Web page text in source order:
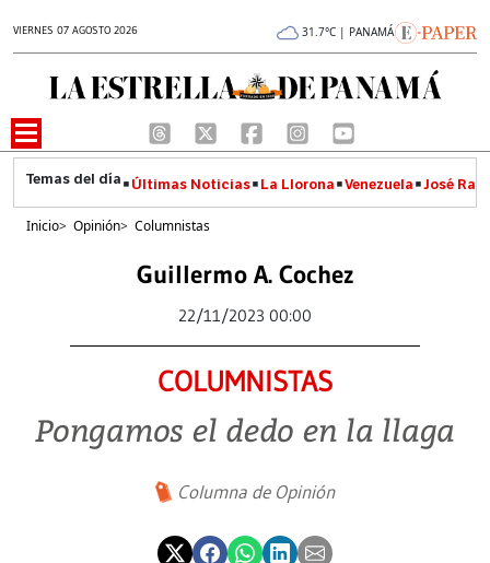
VIERNES 07 AGOSTO 2026 31.7°C | PANAMÁ
Últimas Noticias La Llorona Venezuela José
Inicio> Opinión> Columnistas
Guillermo A. Cochez
22/11/2023 00:00
COLUMNISTAS
Pongamos el dedo en la llaga
Columna de Opinión